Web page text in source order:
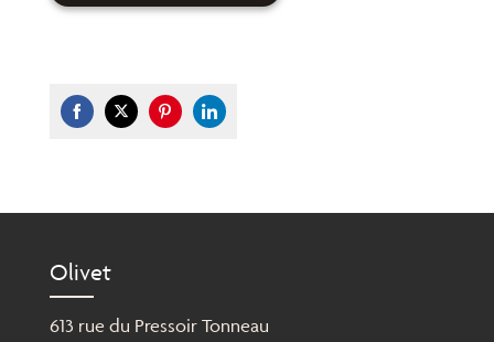
Olivet
613 rue du Pressoir Tonneau